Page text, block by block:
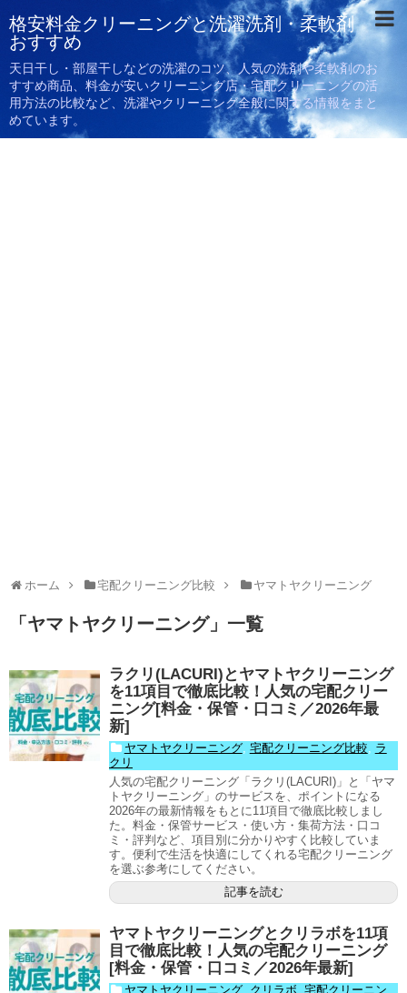
格安料金クリーニングと洗濯洗剤・柔軟剤
おすすめ
天日干し・部屋干しなどの洗濯のコツ、人気の洗剤や柔軟剤のお
すすめ商品、料金が安いクリーニング店・宅配クリーニングの活
用方法の比較など、洗濯やクリーニング全般に関する情報をまと
めています。
ホーム 宅配クリーニング比較 ヤマトヤクリーニング
「 ヤマトヤクリーニング」 一覧
ラクリ(LACURI)とヤマトヤクリーニング
を11項目で徹底比較！人気の宅配クリー
ニング[料金・保管・口コミ／2026年最
新]
ヤマトヤクリーニング, 宅配クリーニング比較, ラ
クリ
人気の宅配クリーニング「ラクリ(LACURI)」と「ヤマ
トヤクリーニング」のサービスを、ポイントになる
2026年の最新情報をもとに11項目で徹底比較しまし
た。料金・保管サービス・使い方・集荷方法・口コ
ミ・評判など、項目別に分かりやすく比較していま
す。便利で生活を快適にしてくれる宅配クリーニング
を選ぶ参考にしてください。
記事を読む
ヤマトヤクリーニングとクリラボを11項
目で徹底比較！人気の宅配クリーニング
[料金・保管・口コミ／2026年最新]
ヤマトヤクリーニング, クリラボ, 宅配クリーニン